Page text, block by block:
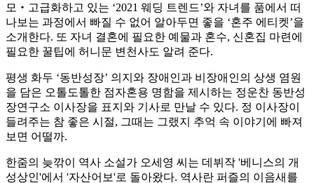
모‧고급화하고 있는 ‘2021 웨딩 트렌드’와 자녀를 품에서 떠
나보는 과정에서 빠질 수 없어 알아두면 좋을 ‘혼주 에티켓’을
소개한다. 또 자녀 결혼에 필요한 예물과 혼수, 신혼집 마련에
필요한 꿀팁에 허니문 변천사도 알려 준다.
평생 화두 ‘동반성장’ 의지와 장애인과 비장애인의 상생 염원
을 담은 오톨도톨한 점자혼용 명함을 제시하는 정운찬 동반성
장연구소 이사장을 표지와 기사로 만날 수 있다. 정 이사장이
들려주는 참 좋은 시절, 그때는 그랬지 추억 속 이야기에 빠져
보면 어떨까.
한줌의 늦깎이 역사 소설가 오세영 씨는 데뷔작 '베니스의 개
성상인'에서 '자산어보'로 돌아왔다. 역사란 퍼즐의 이음새를